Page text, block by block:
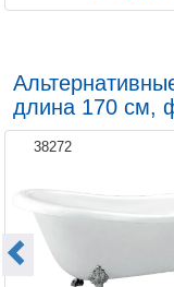
длина 170 см,
38272